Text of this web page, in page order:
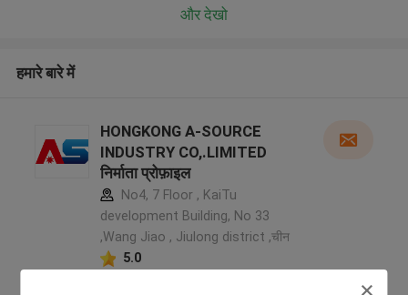
और देखो
हमारे बारे में
HONGKONG A-SOURCE
INDUSTRY CO,.LIMITED
निर्माता प्रोफ़ाइल
No4, 7 Floor , KaiTu
development Building, No 33
,Wang Jiao , Jiulong district ,चीन
5.0